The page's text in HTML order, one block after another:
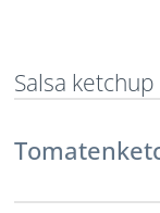
Salsa